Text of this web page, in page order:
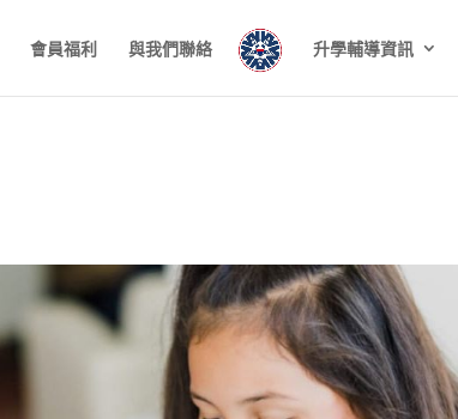
會員福利 與我們聯絡 升學輔導資訊